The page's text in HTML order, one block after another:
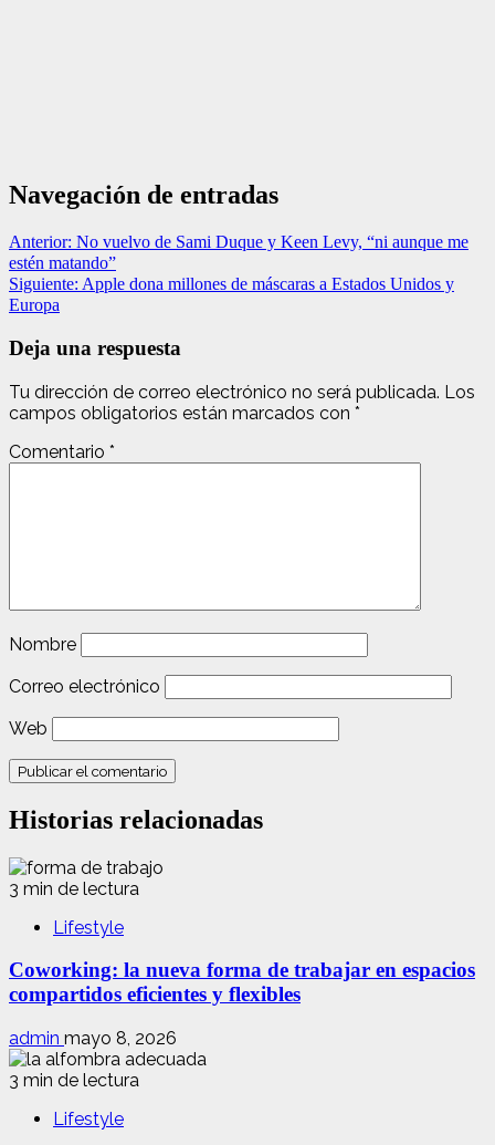
Navegación de entradas
Anterior: No vuelvo de Sami Duque y Keen Levy, “ni aunque me
estén matando”
Siguiente: Apple dona millones de máscaras a Estados Unidos y
Europa
Deja una respuesta
Tu dirección de correo electrónico no será publicada. Los
campos obligatorios están marcados con *
Comentario *
Nombre
Correo electrónico
Web
Historias relacionadas
3 min de lectura
Lifestyle
Coworking: la nueva forma de trabajar en espacios
compartidos eficientes y flexibles
admin mayo 8, 2026
3 min de lectura
Lifestyle